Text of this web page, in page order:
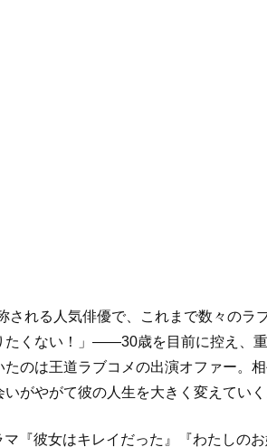
される人気俳優で、これまで数々のラ
たくない！」——30歳を目前に控え、
のは王道ラブコメの出演オファー。相
がやがて彼の人生を大きく変えていく
『彼女はキレイだった』『わたしの